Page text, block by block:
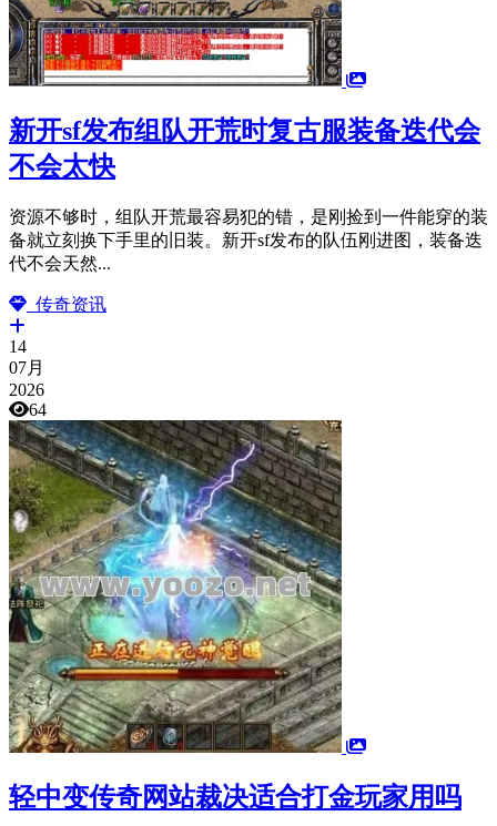
新开sf发布组队开荒时复古服装备迭代会
不会太快
资源不够时，组队开荒最容易犯的错，是刚捡到一件能穿的装
备就立刻换下手里的旧装。新开sf发布的队伍刚进图，装备迭
代不会天然...
传奇资讯
14
07月
2026
64
轻中变传奇网站裁决适合打金玩家用吗